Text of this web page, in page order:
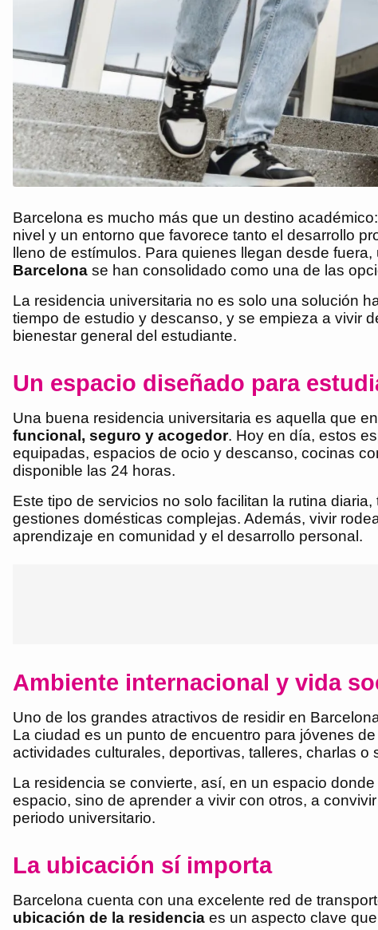
Barcelona es mucho más que un destino
nivel y un entorno que favorece tanto el desarrollo
lleno de estímulos. Para quienes llegan desde
Barcelona se han consolidado como una de las
La residencia universitaria no es solo una solución
tiempo de estudio y descanso, y se empieza a vivir
bienestar general del estudiante.
Un espacio diseñado para
Una buena residencia universitaria es aquella que
funcional, seguro y acogedor. Hoy en día, estos
equipadas, espacios de ocio y descanso, cocinas
disponible las 24 horas.
Este tipo de servicios no solo facilitan la rutina
gestiones domésticas complejas. Además, vivir
aprendizaje en comunidad y el desarrollo personal.
Ambiente internacional y vida
Uno de los grandes atractivos de residir en
La ciudad es un punto de encuentro para jóvenes
actividades culturales, deportivas, talleres, charlas o
La residencia se convierte, así, en un espacio
espacio, sino de aprender a vivir con otros, a
periodo universitario.
La ubicación sí importa
Barcelona cuenta con una excelente red de
ubicación de la residencia es un aspecto clave